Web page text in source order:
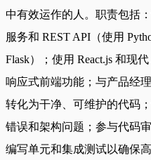
中有效运作的人。职责包括
服务和 REST API（使用
Flask）；使用 React.js 和现
响应式前端功能；与产品经
转化为干净、可维护的代码
错误和架构问题；参与代码
编写单元和集成测试以确保